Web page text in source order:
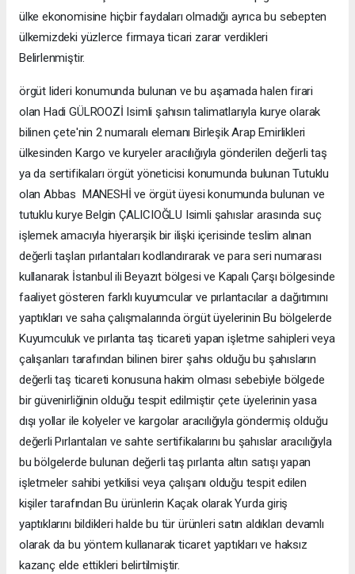
ülke ekonomisine hiçbir faydaları olmadığı ayrıca bu sebepten
ülkemizdeki yüzlerce firmaya ticari zarar verdikleri
Belirlenmiştir.
örgüt lideri konumunda bulunan ve bu aşamada halen firari
olan Hadi GÜLROOZİ Isimli şahısın talimatlarıyla kurye olarak
bilinen çete'nin 2 numaralı elemanı Birleşik Arap Emirlikleri
ülkesinden Kargo ve kuryeler aracılığıyla gönderilen değerli taş
ya da sertifikaları örgüt yöneticisi konumunda bulunan Tutuklu
olan Abbas MANESHİ ve örgüt üyesi konumunda bulunan ve
tutuklu kurye Belgin ÇALICIOĞLU Isimli şahıslar arasında suç
işlemek amacıyla hiyerarşik bir ilişki içerisinde teslim alınan
değerli taşları pırlantaları kodlandırarak ve para seri numarası
kullanarak İstanbul ili Beyazıt bölgesi ve Kapalı Çarşı bölgesinde
faaliyet gösteren farklı kuyumcular ve pırlantacılar a dağıtımını
yaptıkları ve saha çalışmalarında örgüt üyelerinin Bu bölgelerde
Kuyumculuk ve pırlanta taş ticareti yapan işletme sahipleri veya
çalışanları tarafından bilinen birer şahıs olduğu bu şahısların
değerli taş ticareti konusuna hakim olması sebebiyle bölgede
bir güvenirliğinin olduğu tespit edilmiştir çete üyelerinin yasa
dışı yollar ile kolyeler ve kargolar aracılığıyla göndermiş olduğu
değerli Pırlantaları ve sahte sertifikalarını bu şahıslar aracılığıyla
bu bölgelerde bulunan değerli taş pırlanta altın satışı yapan
işletmeler sahibi yetkilisi veya çalışanı olduğu tespit edilen
kişiler tarafından Bu ürünlerin Kaçak olarak Yurda giriş
yaptıklarını bildikleri halde bu tür ürünleri satın aldıkları devamlı
olarak da bu yöntem kullanarak ticaret yaptıkları ve haksız
kazanç elde ettikleri belirtilmiştir.